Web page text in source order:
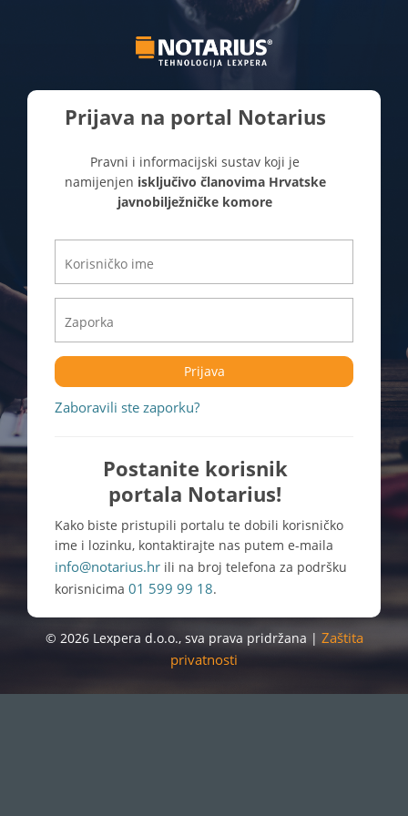
Prijava na portal Notarius
Pravni i informacijski sustav koji je
namijenjen isključivo članovima Hrvatske
javnobilježničke komore
Prijava
Zaboravili ste zaporku?
Postanite korisnik
portala Notarius!
Kako biste pristupili portalu te dobili korisničko
ime i lozinku, kontaktirajte nas putem e-maila
info@notarius.hr ili na broj telefona za podršku
korisnicima 01 599 99 18.
© 2026 Lexpera d.o.o., sva prava pridržana | Zaštita
privatnosti